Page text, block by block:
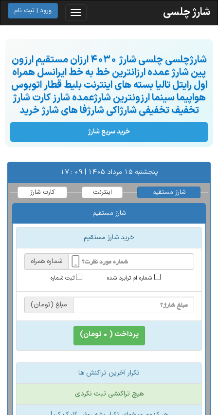
ورود | ثبت نام شارژ چلسی
شارژچلسی چلسی شارژ 4030 ارزان مستقیم ارزون
پین شارژ عمده ارزانترین خط به خط ایرانسل همراه
اول رایتل تالیا بسته های اینترنت بلیط قطار اتوبوس
هواپیما سینما ارزونترین شارژعمده شارز کارت شارژ
تخفیف تخفیفی شارژاکی شارژفا های شارژ خرید
خرید سریع شارژ
پنجشنبه ۱۵ مرداد ۱۴۰۵ | ۰۹ : ۱۷
شارژ مستقیم اینترنت کارت شارژ
شارژ مستقیم
خرید شارژ مستقیم
شماره همراه
شماره ام ترابرد شده ثبت شماره
مبلغ (تومان)
پرداخت ( ۰ تومان)
تکرار آخرین تراکنش ها
هیچ تراکنشی ثبت نکردی